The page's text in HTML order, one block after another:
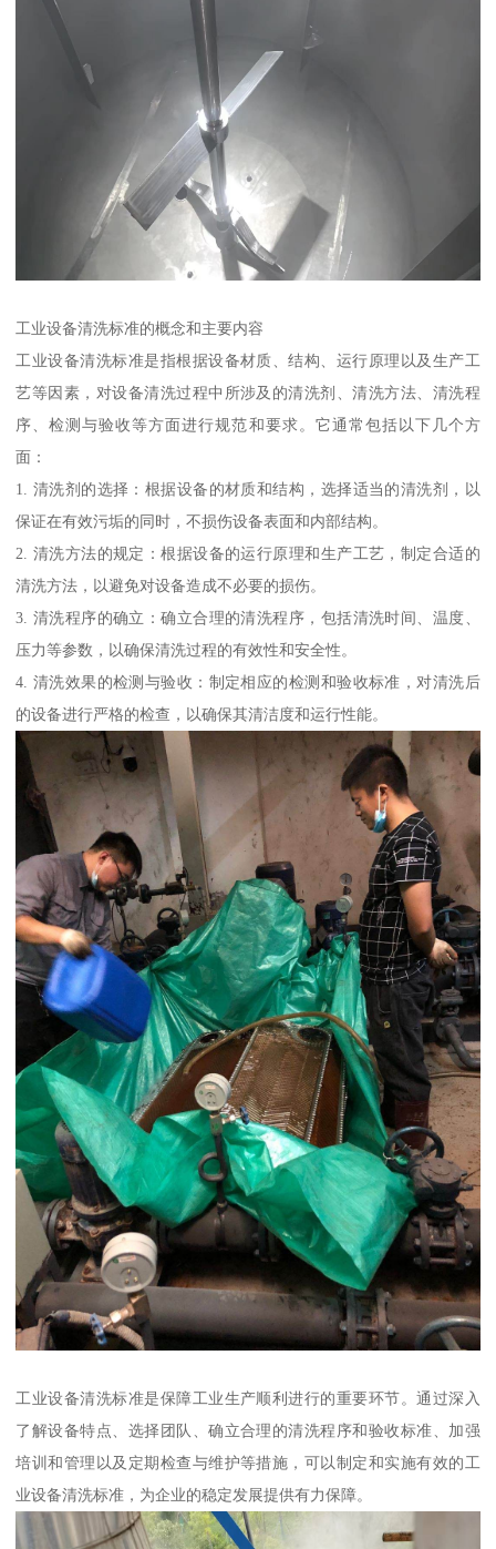
工业设备清洗标准的概念和主要内容
工业设备清洗标准是指根据设备材质、结构、运行原理以及生产工
艺等因素，对设备清洗过程中所涉及的清洗剂、清洗方法、清洗程
序、检测与验收等方面进行规范和要求。它通常包括以下几个方
面：
1. 清洗剂的选择：根据设备的材质和结构，选择适当的清洗剂，以
保证在有效污垢的同时，不损伤设备表面和内部结构。
2. 清洗方法的规定：根据设备的运行原理和生产工艺，制定合适的
清洗方法，以避免对设备造成不必要的损伤。
3. 清洗程序的确立：确立合理的清洗程序，包括清洗时间、温度、
压力等参数，以确保清洗过程的有效性和安全性。
4. 清洗效果的检测与验收：制定相应的检测和验收标准，对清洗后
的设备进行严格的检查，以确保其清洁度和运行性能。
工业设备清洗标准是保障工业生产顺利进行的重要环节。通过深入
了解设备特点、选择团队、确立合理的清洗程序和验收标准、加强
培训和管理以及定期检查与维护等措施，可以制定和实施有效的工
业设备清洗标准，为企业的稳定发展提供有力保障。